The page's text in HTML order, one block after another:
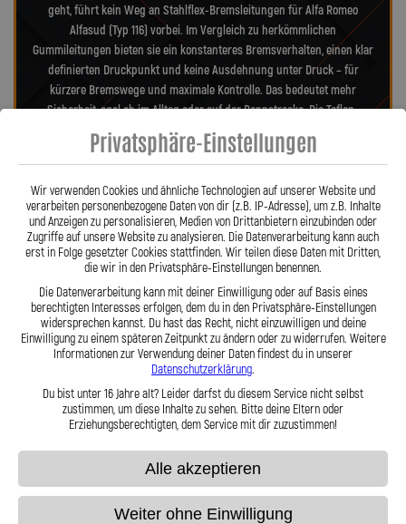
geht, führt kein Weg an Stahlflex-Bremsleitungen für Alfa Romeo
Alfasud (Typ 116) vorbei. Im Vergleich zu herkömmlichen
Gummileitungen bieten sie ein konstanteres Bremsverhalten, einen klar
definierten Druckpunkt und keine Ausdehnung unter Druck – für
kürzere Bremswege und maximale Kontrolle. Das bedeutet mehr
Sicherheit, egal ob im Alltag oder auf der Rennstrecke. Die Teflon-
Innenseele ist nicht entflammbar und hitzebeständig bis 260 °C,
während das Edelstahlgeflecht die Leitungen nahezu wartungsfrei und
unempfindlich gegenüber äußeren Einflüssen macht. Es schützt
zuverlässig vor Marderbissen, Witterung und Beschädigungen – ein
regelmäßiger Austausch wie bei Gummileitungen ist nicht mehr nötig.
Das spart Kosten und vermittelt dauerhaft ein sicheres Gefühl beim
Fahren. Unsere ausjustierbaren, verdrehbaren Anschlüsse ermöglichen
eine drallfreie und spannungsfreie Verlegung. Ob Sonderanfertigung
oder anbaufertiges Stahlflex-Kit – jede Leitung wird passgenau und
präzise gefertigt. Mit den Stahlflex-Bremsleitungen von Lothar Spiegler
Kfz-Leitungen GmbH entscheiden Sie sich für echte deutsche Qualität,
höchste Sicherheit und ein Produkt, das hält, was es verspricht.
Hier zu unserem Video „Stahlflex vs. Gummi“
Privatsphäre-Einstellungen
Wir verwenden Cookies und ähnliche Technologien auf unserer Website und
verarbeiten personenbezogene Daten von dir (z.B. IP-Adresse), um z.B. Inhalte
und Anzeigen zu personalisieren, Medien von Drittanbietern einzubinden oder
Zugriffe auf unsere Website zu analysieren. Die Datenverarbeitung kann auch
erst in Folge gesetzter Cookies stattfinden. Wir teilen diese Daten mit Dritten,
die wir in den Privatsphäre-Einstellungen benennen.
Die Datenverarbeitung kann mit deiner Einwilligung oder auf Basis eines
berechtigten Interesses erfolgen, dem du in den Privatsphäre-Einstellungen
widersprechen kannst. Du hast das Recht, nicht einzuwilligen und deine
Einwilligung zu einem späteren Zeitpunkt zu ändern oder zu widerrufen. Weitere
Informationen zur Verwendung deiner Daten findest du in unserer
Datenschutzerklärung.
Du bist unter 16 Jahre alt? Leider darfst du diesem Service nicht selbst
zustimmen, um diese Inhalte zu sehen. Bitte deine Eltern oder
Erziehungsberechtigten, dem Service mit dir zuzustimmen!
Alle akzeptieren
Weiter ohne Einwilligung